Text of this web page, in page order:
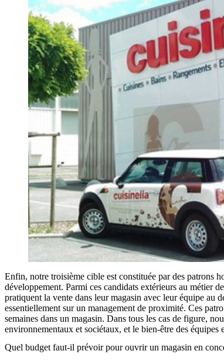
Enfin, notre troisième cible est constituée par des patrons
développement. Parmi ces candidats extérieurs au métier
pratiquent la vente dans leur magasin avec leur équipe au
essentiellement sur un management de proximité. Ces
semaines dans un magasin. Dans tous les cas de figure,
environnementaux et sociétaux, et le bien-être des équipes
Quel budget faut-il prévoir pour ouvrir un magasin en